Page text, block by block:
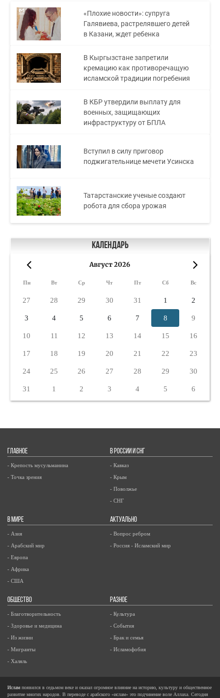
«Плохие новости»: супруга
Галявиева, растрелявшего детей
в Казани, ждет ребенка
В Кыргызстане запретили
кремацию как противоречащую
исламской традиции погребения
В КБР утвердили выплату для
военных, защищающих
инфраструктуру от БПЛА
Вступил в силу приговор
поджигательнице мечети Усинска
Татарстанские ученые создают
робота для сбора урожая
Календарь
Август 2026
Пн Вт Ср Чт Пт Сб Вс
27 28 29 30 31 1 2
3 4 5 6 7 8 9
10 11 12 13 14 15 16
17 18 19 20 21 22 23
24 25 26 27 28 29 30
31 1 2 3 4 5 6
ГЛАВНОЕ
- Крепость мусульманина
- Точка зрения
В РОССИИ И СНГ
- Кавказ
- Крым
- Поволжье
- СНГ
В МИРЕ
- Азия
- Арабский мир
- Европа
- Африка
- США
АКТУАЛЬНО
- Вопрос ребром
- Россия - Исламский мир
ОБЩЕСТВО
- Благотворительность
- Здоровье и медицина
- Из жизни
- Мигранты
- Халяль
РАЗНОЕ
- Культура
- События
- Брак и семья
- Исламофобия
Ислам появился в седьмом веке и оказал огромное влияние на историю, культуру и общественное
развитие многих народов. В переводе с арабского «ислам» это подчинение воле Аллаха. Сегодня